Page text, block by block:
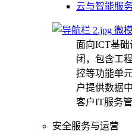
云与智能服
微
面向ICT基
闭，包含工
控等功能单
户提供数据
客户IT服务管
安全服务与运营